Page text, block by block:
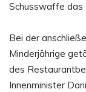
Schusswaffe das
Bei der
Minderjährige
des
Innenminister